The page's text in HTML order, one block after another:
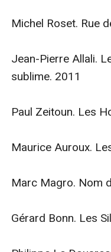
Michel Roset. Rue
Jean-Pierre Allali.
sublime. 2011
Paul Zeitoun. Les
Maurice Auroux.
Marc Magro. Nom
Gérard Bonn. Les